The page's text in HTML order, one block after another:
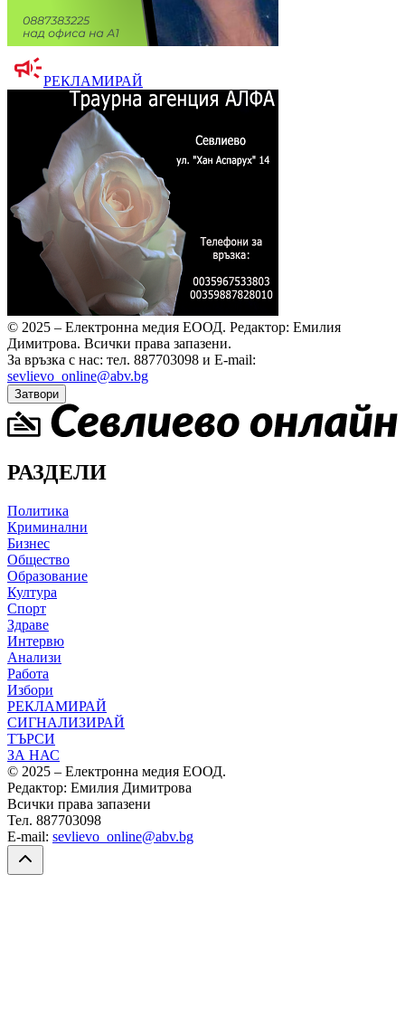
РЕКЛАМИРАЙ
© 2025 – Електронна медия ЕООД. Редактор: Емилия
Димитрова. Всички права запазени.
За връзка с нас: тел. 887703098 и E-mail:
sevlievo_online@abv.bg
Затвори
РАЗДЕЛИ
Политика
Криминални
Бизнес
Общество
Образование
Култура
Спорт
Здраве
Интервю
Анализи
Работа
Избори
РЕКЛАМИРАЙ
СИГНАЛИЗИРАЙ
ТЪРСИ
ЗА НАС
© 2025 – Електронна медия ЕООД.
Редактор: Емилия Димитрова
Всички права запазени
Тел. 887703098
E-mail: sevlievo_online@abv.bg